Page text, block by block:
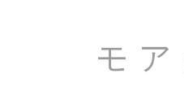
モア